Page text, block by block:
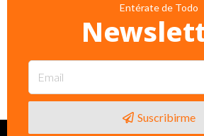
Entérate de Todo
Suscribirme